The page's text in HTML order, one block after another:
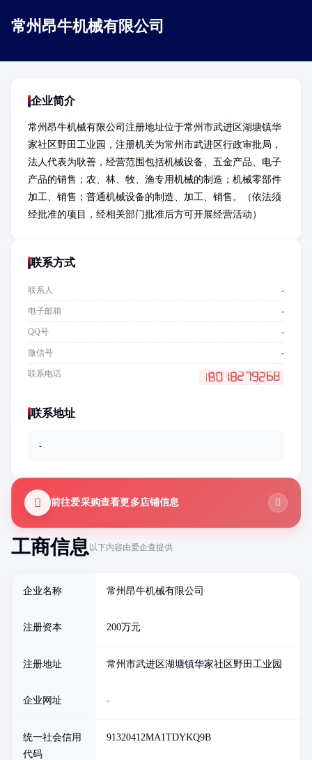
常州昂牛机械有限公司
工商信息以下内容由爱企查提供
企业名称 常州昂牛机械有限公司
注册资本 200万元
注册地址 常州市武进区湖塘镇华家社区野田工业园
企业网址 -
统一社会信用
代码
91320412MA1TDYKQ9B
企业简介
常州昂牛机械有限公司注册地址位于常州市武进区湖塘镇华
家社区野田工业园，注册机关为常州市武进区行政审批局，
法人代表为耿善，经营范围包括机械设备、五金产品、电子
产品的销售；农、林、牧、渔专用机械的制造；机械零部件
加工、销售；普通机械设备的制造、加工、销售。（依法须
经批准的项目，经相关部门批准后方可开展经营活动）
联系方式
联系人 -
电子邮箱 -
QQ号 -
微信号 -
联系电话
联系地址
-
前往爱采购查看更多店铺信息